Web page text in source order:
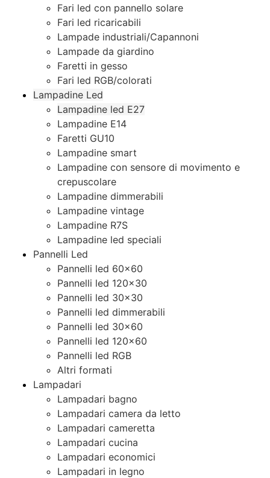
Fari led con pannello solare
Fari led ricaricabili
Lampade industriali/Capannoni
Lampade da giardino
Faretti in gesso
Fari led RGB/colorati
Lampadine Led
Lampadine led E27
Lampadine E14
Faretti GU10
Lampadine smart
Lampadine con sensore di movimento e
crepuscolare
Lampadine dimmerabili
Lampadine vintage
Lampadine R7S
Lampadine led speciali
Pannelli Led
Pannelli led 60×60
Pannelli led 120×30
Pannelli led 30×30
Pannelli led dimmerabili
Pannelli led 30×60
Pannelli led 120×60
Pannelli led RGB
Altri formati
Lampadari
Lampadari bagno
Lampadari camera da letto
Lampadari cameretta
Lampadari cucina
Lampadari economici
Lampadari in legno